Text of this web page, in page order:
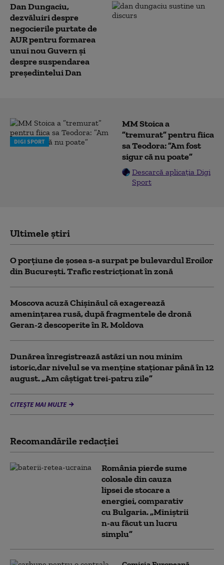
Dan Dungaciu,
dezvăluiri despre
negocierile purtate de
AUR pentru formarea
unui nou Guvern și
despre suspendarea
președintelui Dan
DIGI SPORT
MM Stoica a
”tremurat” pentru fiica
sa Teodora: ”Am fost
sigur că nu poate”
Descarcă aplicația Digi
Sport
Ultimele știri
O porțiune de șosea s-a surpat pe bulevardul Eroilor
din București. Trafic restricționat în zonă
Moscova acuză Chișinăul că exagerează
amenințarea rusă, după fragmentele de dronă
Geran-2 descoperite în R. Moldova
Dunărea înregistrează astăzi un nou minim
istoric,dar nivelul se va menţine staţionar până în 12
august. „Am câştigat trei-patru zile”
CITEȘTE MAI MULTE
Recomandările redacţiei
România pierde sume
colosale din cauza
lipsei de stocare a
energiei, comparativ
cu Bulgaria. „Miniștrii
n-au făcut un lucru
simplu”